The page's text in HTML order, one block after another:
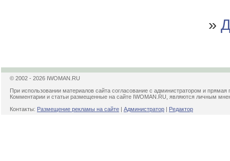
»
© 2002 - 2026 IWOMAN.RU
При использовании материалов сайта согласование с администратором и прямая
Комментарии и статьи размещенные на сайте IWOMAN.RU, являются личным
Контакты: Размещение рекламы на сайте | Администратор | Редактор